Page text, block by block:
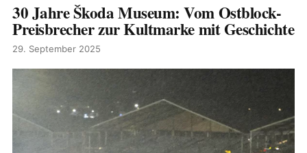
30 Jahre Škoda Museum: Vom Ostblock-
Preisbrecher zur Kultmarke mit Geschichte
29. September 2025